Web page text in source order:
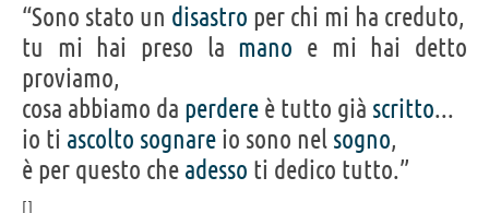
“Sono stato un disastro per chi mi ha creduto,
tu mi hai preso la mano e mi hai detto
proviamo,
cosa abbiamo da perdere è tutto già scritto...
io ti ascolto sognare io sono nel sogno,
è per questo che adesso ti dedico tutto.”